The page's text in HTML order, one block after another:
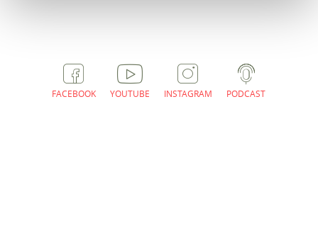
FACEBOOK YOUTUBE INSTAGRAM PODCAST